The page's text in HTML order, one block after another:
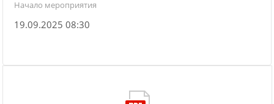
Начало мероприятия
19.09.2025 08:30